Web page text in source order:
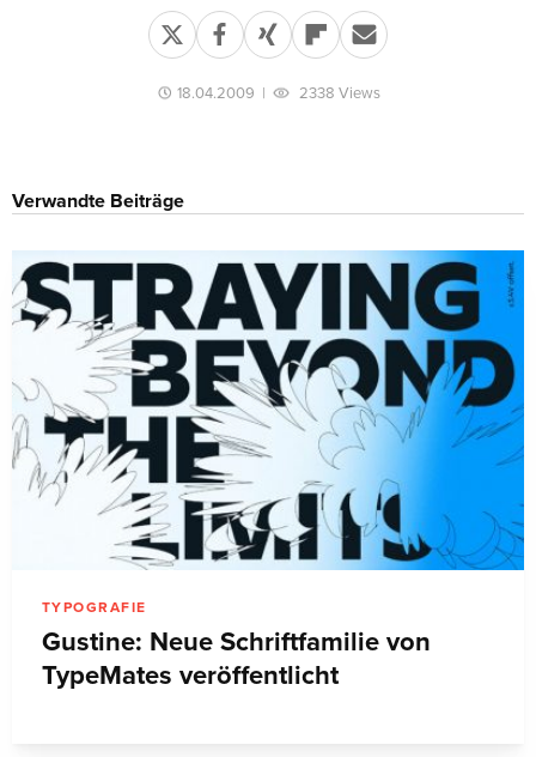
18.04.2009 | 2338 Views
Verwandte Beiträge
TYPOGRAFIE
Gustine: Neue Schriftfamilie von
TypeMates veröffentlicht